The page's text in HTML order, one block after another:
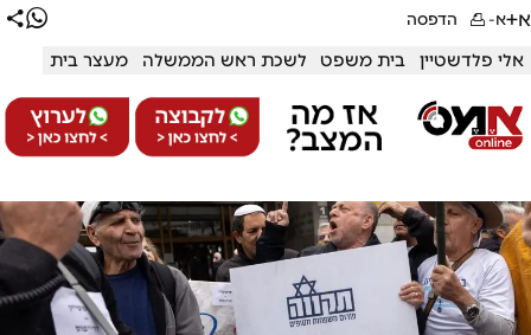
א+א- הדפסה
אלי פלדשטיין בית משפט לשכת ראש הממשלה מעצר בית